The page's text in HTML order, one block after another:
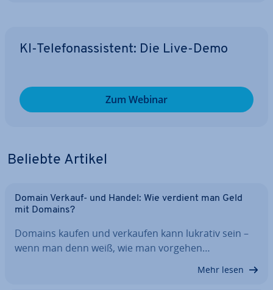
KI-Te­le­fon­as­sis­tent: Die Live-Demo
Zum Webinar
Beliebte Artikel
Domain Verkauf- und Handel: Wie verdient man Geld
mit Domains?
Domains kaufen und verkaufen kann lukrativ sein –
wenn man denn weiß, wie man vorgehen…
Mehr lesen